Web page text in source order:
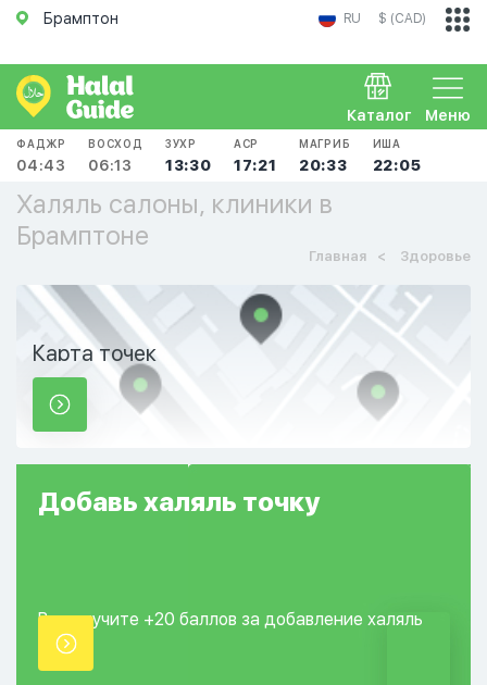
Брамптон RU $ (CAD)
Меню
Каталог
ФАДЖР
04:43
ВОСХОД
06:13
ЗУХР
13:30
АСР
17:21
МАГРИБ
20:33
ИША
22:05
Халяль салоны, клиники в
Брамптоне
Главная Здоровье
Карта точек
Добавь халяль точку
Вы получите +20 баллов за добавление халяль
точки.